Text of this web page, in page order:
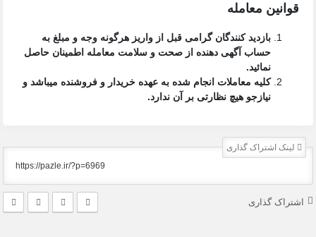
قوانین معامله
بازدید کنندگان گرامی قبل از واریز هرگونه وجه و مبلغ به
حساب آگهی دهنده از صحت و سلامت معامله اطمینان حاصل
نمائید.
کلیه معاملات انجام شده به عهده خریدار و فروشنده میباشد و
نیازجو هیچ نظارتی بر آن ندارد.
لینک اشتراک گذاری
اشتراک گذاری